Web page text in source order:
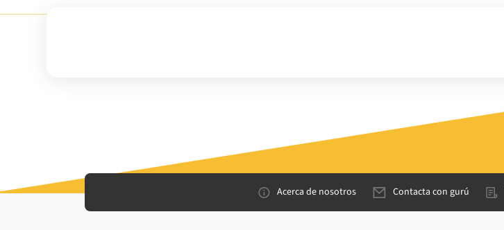
Acerca de nosotros Contacta con gurú